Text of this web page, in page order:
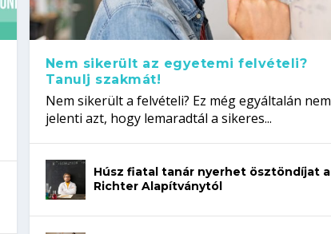
Nem sikerült az egyetemi felvételi?
Tanulj szakmát!
Nem sikerült a felvételi? Ez még egyáltalán nem
jelenti azt, hogy lemaradtál a sikeres...
Húsz fiatal tanár nyerhet ösztöndíjat a
Richter Alapítványtól